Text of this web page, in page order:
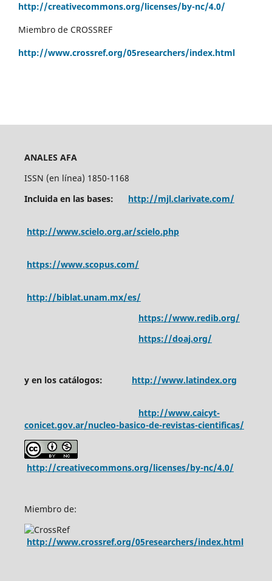
http://creativecommons.org/licenses/by-nc/4.0/
Miembro de CROSSREF
http://www.crossref.org/05researchers/index.html
ANALES AFA
ISSN (en línea) 1850-1168
Incluida en las bases: http://mjl.clarivate.com/
http://www.scielo.org.ar/scielo.php
https://www.scopus.com/
http://biblat.unam.mx/es/
https://www.redib.org/
https://doaj.org/
y en los catálogos: http://www.latindex.org
http://www.caicyt-
conicet.gov.ar/nucleo-basico-de-revistas-cientificas/
http://creativecommons.org/licenses/by-nc/4.0/
Miembro de:
http://www.crossref.org/05researchers/index.html